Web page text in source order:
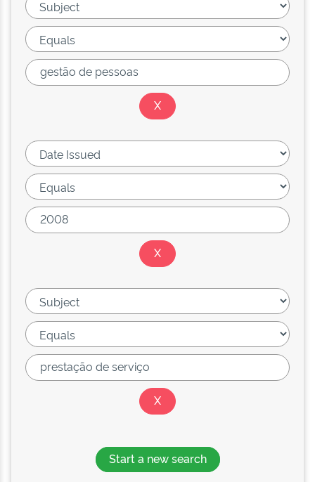
Start a new search